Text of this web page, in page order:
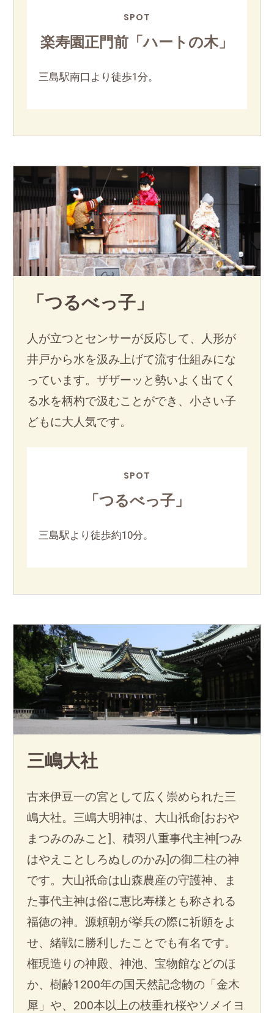
SPOT
楽寿園正門前「ハートの木」
三島駅南口より徒歩1分。
「つるべっ子」
人が立つとセンサーが反応して、人形が
井戸から水を汲み上げて流す仕組みにな
っています。ザザーッと勢いよく出てく
る水を柄杓で汲むことができ、小さい子
どもに大人気です。
SPOT
「つるべっ子」
三島駅より徒歩約10分。
三嶋大社
古来伊豆一の宮として広く崇められた三
嶋大社。三嶋大明神は、大山祇命[おおや
まつみのみこと]、積羽八重事代主神[つみ
はやえことしろぬしのかみ]の御二柱の神
です。大山祇命は山森農産の守護神、ま
た事代主神は俗に恵比寿様とも称される
福徳の神。源頼朝が挙兵の際に祈願をよ
せ、緒戦に勝利したことでも有名です。
権現造りの神殿、神池、宝物館などのほ
か、樹齢1200年の国天然記念物の「金木
犀」や、200本以上の枝垂れ桜やソメイヨ